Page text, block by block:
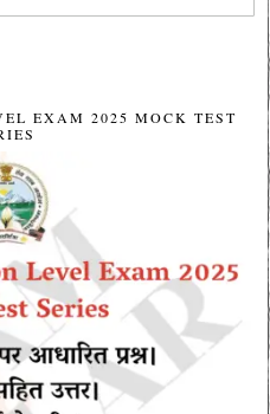
EXAM 2025 MOCK TEST